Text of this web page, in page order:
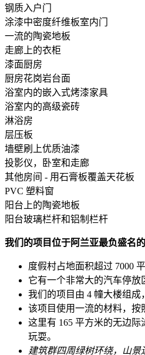
钢质入户门
涂漆中密度纤维板室内门
一流的陶瓷地板
走廊上的衣柜
漆面厨房
厨房花岗岩台面
浴室内的嵌入式烤漆家具
浴室内的高级瓷砖
淋浴房
层压板
墙壁刷上优质油漆
投影仪，卧室和走廊
其他房间 - 用石膏板覆盖天花板
PVC 塑料窗
阳台上的陶瓷地板
阳台玻璃栏杆和铝制栏杆
我们的项目位于阿兰亚最负盛名
度假村占地面积超过 7000
它有一个非常大的汽车停放
我们的项目由 4 幢大楼组成
该项目使用一流的材料，按
这里有 165 平方米的无边
玩耍。
建筑群四周绿树环绕，山景